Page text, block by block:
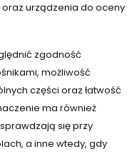
oraz urządzenia do oceny
zgodność
możliwość
części oraz łatwość
ma również
się przy
a inne wtedy, gdy